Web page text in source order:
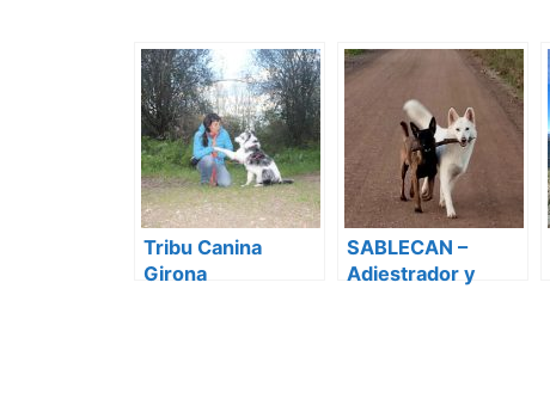
Tribu Canina
Girona
SABLECAN –
Adiestrador y